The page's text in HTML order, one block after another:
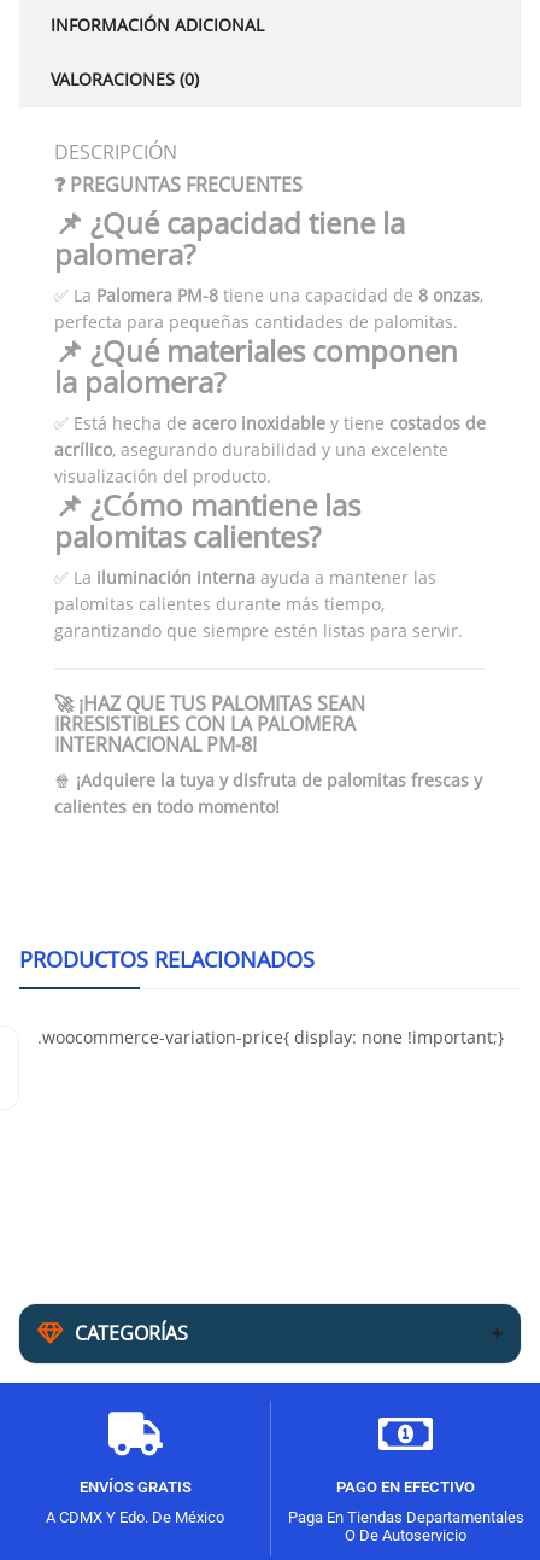
CATEGORÍAS
INFORMACIÓN ADICIONAL
VALORACIONES (0)
DESCRIPCIÓN
❓ PREGUNTAS FRECUENTES
📌 ¿Qué capacidad tiene la
palomera?
✅ La Palomera PM-8 tiene una capacidad de 8 onzas,
perfecta para pequeñas cantidades de palomitas.
📌 ¿Qué materiales componen
la palomera?
✅ Está hecha de acero inoxidable y tiene costados de
acrílico, asegurando durabilidad y una excelente
visualización del producto.
📌 ¿Cómo mantiene las
palomitas calientes?
✅ La iluminación interna ayuda a mantener las
palomitas calientes durante más tiempo,
garantizando que siempre estén listas para servir.
🚀 ¡HAZ QUE TUS PALOMITAS SEAN
IRRESISTIBLES CON LA PALOMERA
INTERNACIONAL PM-8!
🍿 ¡Adquiere la tuya y disfruta de palomitas frescas y
calientes en todo momento!
PRODUCTOS RELACIONADOS
ENVÍOS GRATIS
A CDMX Y Edo. De México
PAGO EN EFECTIVO
Paga En Tiendas Departamentales
O De Autoservicio